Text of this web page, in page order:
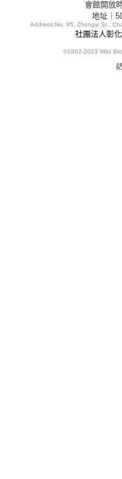
會館開放
地址｜
Address:No. 95, Zhongyi St.,
社團法人彰
©1992-2023 Wild